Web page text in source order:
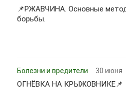
📌РЖАВЧИНА. Основные
борьбы.
Болезни и вредители 30 июня
ОГНЁВКА НА КРЫЖОВНИКЕ📌